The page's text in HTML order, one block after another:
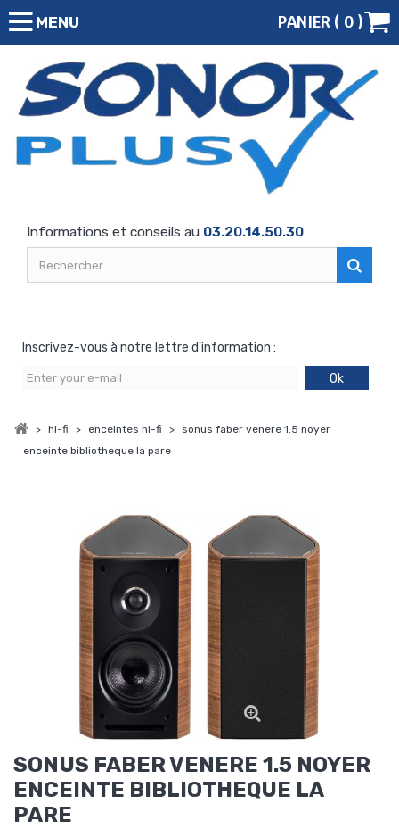
MENU PANIER ( 0 )
Informations et conseils au 03.20.14.50.30
Inscrivez-vous à notre lettre d'information :
Ok
> hi-fi > enceintes hi-fi > sonus faber venere 1.5 noyer
enceinte bibliotheque la pare
SONUS FABER VENERE 1.5 NOYER
ENCEINTE BIBLIOTHEQUE LA
PARE